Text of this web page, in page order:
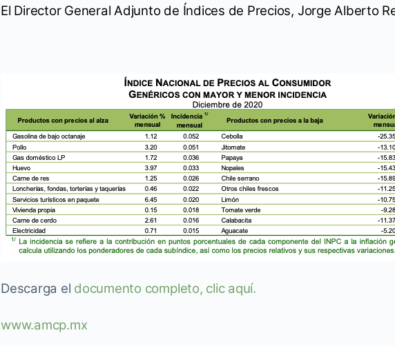
El Director General Adjunto de Índices de Precios, Jorge Alberto
Descarga el documento completo, clic aquí.
www.amcp.mx